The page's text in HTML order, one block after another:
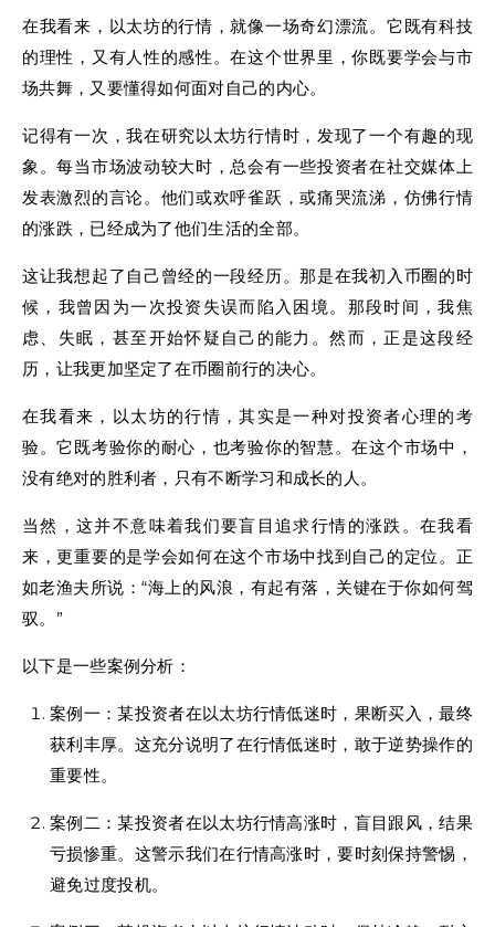
在我看来，以太坊的行情，就像一场奇幻漂流。它既有科技
的理性，又有人性的感性。在这个世界里，你既要学会与市
场共舞，又要懂得如何面对自己的内心。
记得有一次，我在研究以太坊行情时，发现了一个有趣的现
象。每当市场波动较大时，总会有一些投资者在社交媒体上
发表激烈的言论。他们或欢呼雀跃，或痛哭流涕，仿佛行情
的涨跌，已经成为了他们生活的全部。
这让我想起了自己曾经的一段经历。那是在我初入币圈的时
候，我曾因为一次投资失误而陷入困境。那段时间，我焦
虑、失眠，甚至开始怀疑自己的能力。然而，正是这段经
历，让我更加坚定了在币圈前行的决心。
在我看来，以太坊的行情，其实是一种对投资者心理的考
验。它既考验你的耐心，也考验你的智慧。在这个市场中，
没有绝对的胜利者，只有不断学习和成长的人。
当然，这并不意味着我们要盲目追求行情的涨跌。在我看
来，更重要的是学会如何在这个市场中找到自己的定位。正
如老渔夫所说：“海上的风浪，有起有落，关键在于你如何驾
驭。”
以下是一些案例分析：
案例一：某投资者在以太坊行情低迷时，果断买入，最终
获利丰厚。这充分说明了在行情低迷时，敢于逆势操作的
重要性。
案例二：某投资者在以太坊行情高涨时，盲目跟风，结果
亏损惨重。这警示我们在行情高涨时，要时刻保持警惕，
避免过度投机。